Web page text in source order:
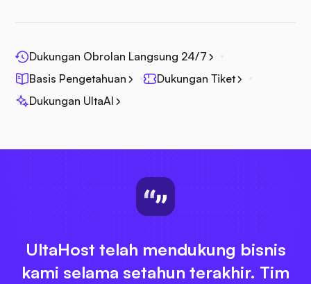
Dukungan Obrolan Langsung 24/7
Basis Pengetahuan
Dukungan Tiket
Dukungan UltaAI
UltaHost telah mendukung bisnis
kami selama setahun terakhir. Tim